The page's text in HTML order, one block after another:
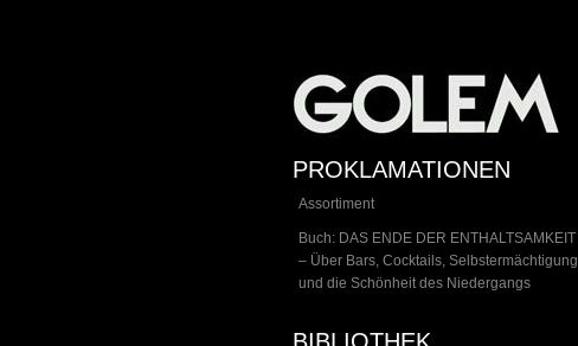
PROKLAMATIONEN
Assortiment
Buch: DAS ENDE DER ENTHALTSAMKEIT
– Über Bars, Cocktails, Selbstermächtigung
und die Schönheit des Niedergangs